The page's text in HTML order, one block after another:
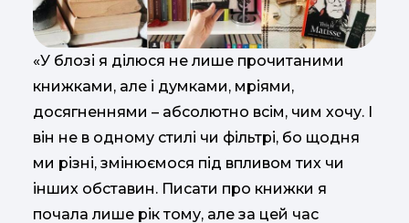
«У блозі я ділюся не лише прочитаними
книжками, але і думками, мріями,
досягненнями – абсолютно всім, чим хочу. І
він не в одному стилі чи фільтрі, бо щодня
ми різні, змінюємося під впливом тих чи
інших обставин. Писати про книжки я
почала лише рік тому, але за цей час